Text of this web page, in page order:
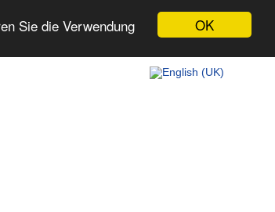
OK
Sie die Verwendung